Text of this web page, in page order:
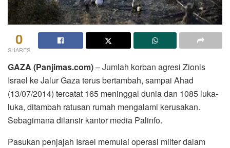
0
SHARES
GAZA (Panjimas.com)– Jumlah korban agresi Zionis
Israel ke Jalur Gaza terus bertambah, sampai Ahad
(13/07/2014) tercatat 165 meninggal dunia dan 1085 luka-
luka, ditambah ratusan rumah mengalami kerusakan.
Sebagimana dilansir kantor media Palinfo.
Pasukan penjajah Israel memulai operasi milter dalam